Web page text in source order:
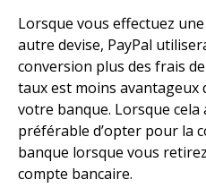
Lorsque vous effectuez
autre devise, PayPal
conversion plus des frais
taux est moins avantageux
votre banque. Lorsque
préférable d’opter pour la
banque lorsque vous
compte bancaire.